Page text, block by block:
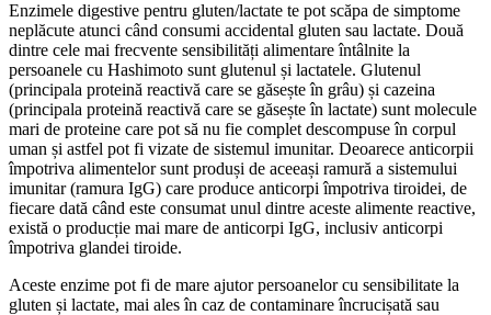
Enzimele digestive pentru gluten/lactate te pot scăpa de simptome
neplăcute atunci când consumi accidental gluten sau lactate. Două
dintre cele mai frecvente sensibilități alimentare întâlnite la
persoanele cu Hashimoto sunt glutenul și lactatele. Glutenul
(principala proteină reactivă care se găsește în grâu) și cazeina
(principala proteină reactivă care se găsește în lactate) sunt molecule
mari de proteine ​​care pot să nu fie complet descompuse în corpul
uman și astfel pot fi vizate de sistemul imunitar. Deoarece anticorpii
împotriva alimentelor sunt produși de aceeași ramură a sistemului
imunitar (ramura IgG) care produce anticorpi împotriva tiroidei, de
fiecare dată când este consumat unul dintre aceste alimente reactive,
există o producție mai mare de anticorpi IgG, inclusiv anticorpi
împotriva glandei tiroide.
Aceste enzime pot fi de mare ajutor persoanelor cu sensibilitate la
gluten și lactate, mai ales în caz de contaminare încrucișată sau